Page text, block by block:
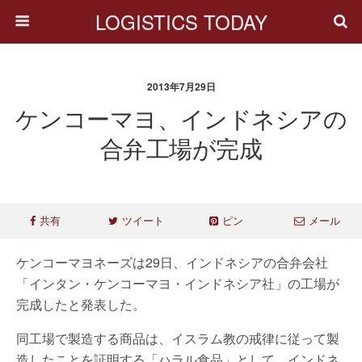
LOGISTICS TODAY
2013年7月29日
ケンコーマヨ、インドネシアの
合弁工場が完成
共有 ツイート ピン メール
ケンコーマヨネーズは29日、インドネシアの合弁会社
「インタン・ケンコーマヨ・インドネシア社」の工場が
完成したと発表した。
同工場で製造する商品は、イスラム教の戒律に従って製